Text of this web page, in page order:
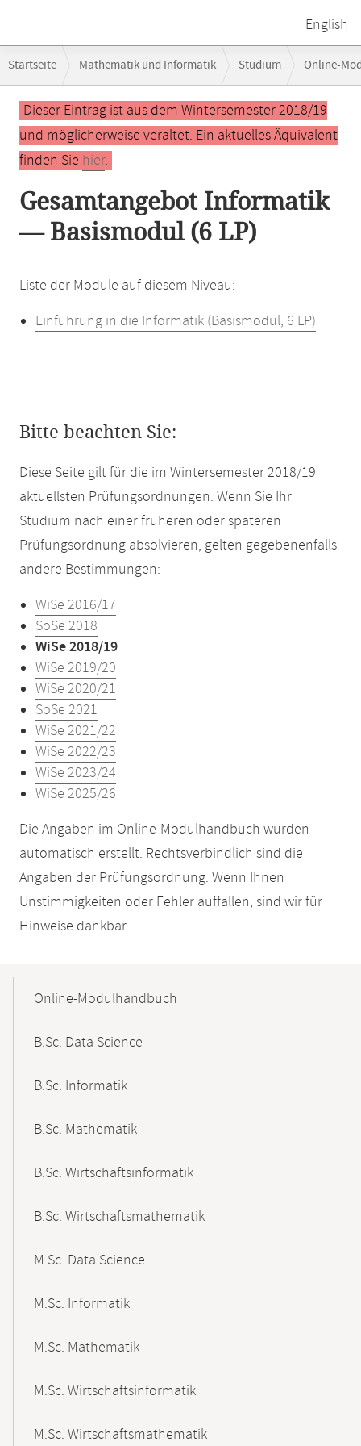
English
Navigation
Startseite Mathematik und Informatik Studium Online-
Hauptinhalt
Dieser Eintrag ist aus dem Wintersemester 2018/19
und möglicherweise veraltet. Ein aktuelles Äquivalent
finden Sie hier.
Gesamtangebot Informatik
— Basismodul (6 LP)
Liste der Module auf diesem Niveau:
Einführung in die Informatik (Basismodul, 6 LP)
Bitte beachten Sie:
Diese Seite gilt für die im Wintersemester 2018/19
aktuellsten Prüfungsordnungen. Wenn Sie Ihr
Studium nach einer früheren oder späteren
Prüfungsordnung absolvieren, gelten gegebenenfalls
andere Bestimmungen:
WiSe 2016/17
SoSe 2018
WiSe 2018/19
WiSe 2019/20
WiSe 2020/21
SoSe 2021
WiSe 2021/22
WiSe 2022/23
WiSe 2023/24
WiSe 2025/26
Die Angaben im Online-Modulhandbuch wurden
automatisch erstellt. Rechtsverbindlich sind die
Angaben der Prüfungsordnung. Wenn Ihnen
Unstimmigkeiten oder Fehler auffallen, sind wir für
Hinweise dankbar.
NavigationOnline-Modulhandbuch
B.Sc. Data Science
B.Sc. Informatik
B.Sc. Mathematik
B.Sc. Wirtschaftsinformatik
B.Sc. Wirtschaftsmathematik
M.Sc. Data Science
M.Sc. Informatik
M.Sc. Mathematik
M.Sc. Wirtschaftsinformatik
M.Sc. Wirtschaftsmathematik